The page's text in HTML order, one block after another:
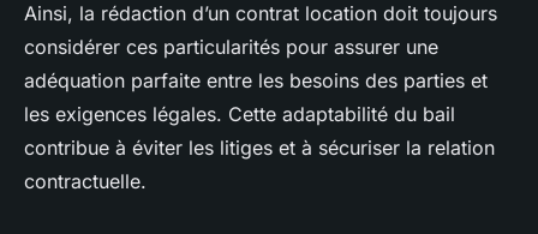
Ainsi, la rédaction d’un contrat location doit toujours
considérer ces particularités pour assurer une
adéquation parfaite entre les besoins des parties et
les exigences légales. Cette adaptabilité du bail
contribue à éviter les litiges et à sécuriser la relation
contractuelle.